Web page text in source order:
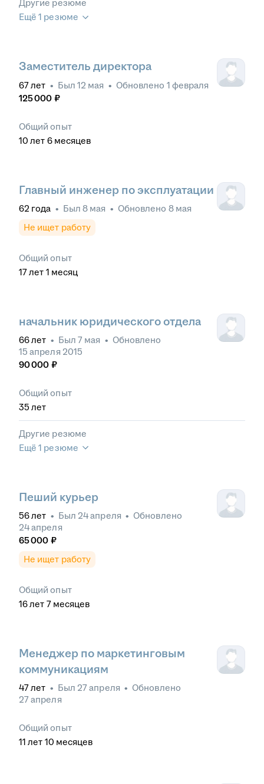
Другие резюме
Ещё 1 резюме
Заместитель директора
67лет • Был 12 мая • Обновлено 1 февраля
125 000 ₽
Общий опыт
10 лет 6 месяцев
Главный инженер по эксплуатации
62 года • Был 8 мая • Обновлено 8 мая
Не ищет работу
Общий опыт
17лет 1 месяц
начальник юридического отдела
66лет • Был 7 мая • Обновлено
15 апреля 2015
90 000 ₽
Общий опыт
35 лет
Другие резюме
Ещё 1 резюме
Пеший курьер
56лет • Был 24 апреля • Обновлено
24 апреля
65 000 ₽
Не ищет работу
Общий опыт
16лет 7 месяцев
Менеджер по маркетинговым
коммуникациям
47лет • Был 27 апреля • Обновлено
27 апреля
Общий опыт
11 лет 10 месяцев